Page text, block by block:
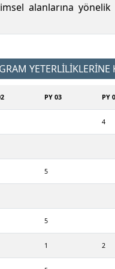
alanlarına
YETERLİLİKLERİNE
PY 03 PY
4
5
5
1 2